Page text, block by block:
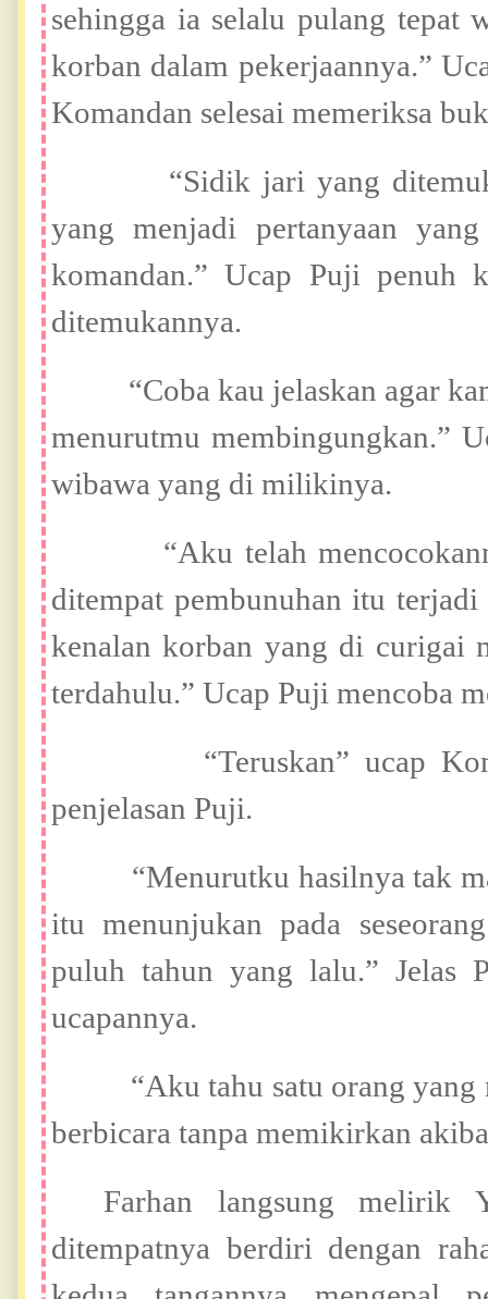
sehingga ia selalu pulang tepat
korban dalam pekerjaannya.”
Komandan selesai memeriksa
“Sidik jari yang
yang menjadi pertanyaan
komandan.” Ucap Puji penuh
ditemukannya.
“Coba kau jelaskan agar
menurutmu membingungkan.”
wibawa yang di milikinya.
“Aku telah
ditempat pembunuhan itu
kenalan korban yang di curigai
terdahulu.” Ucap Puji mencoba
“Teruskan” ucap
penjelasan Puji.
“Menurutku hasilnya tak
itu menunjukan pada
puluh tahun yang lalu.” Jelas
ucapannya.
“Aku tahu satu orang yang
berbicara tanpa memikirkan
Farhan langsung melirik
ditempatnya berdiri dengan